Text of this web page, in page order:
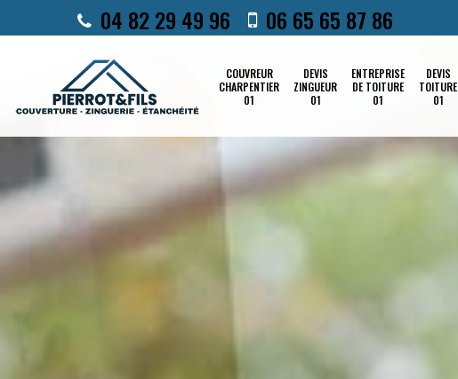
04 82 29 49 96 06 65 65 87 86
COUVREUR
CHARPENTIER
01
DEVIS
ZINGUEUR
01
ENTREPRISE
DE TOITURE
01
DEVIS
TOITURE
01